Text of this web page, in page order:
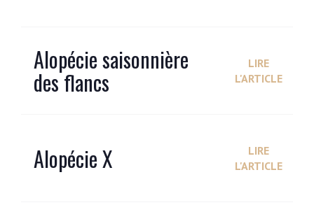
Alopécie saisonnière
des flancs
LIRE
L'ARTICLE
Alopécie X
LIRE
L'ARTICLE